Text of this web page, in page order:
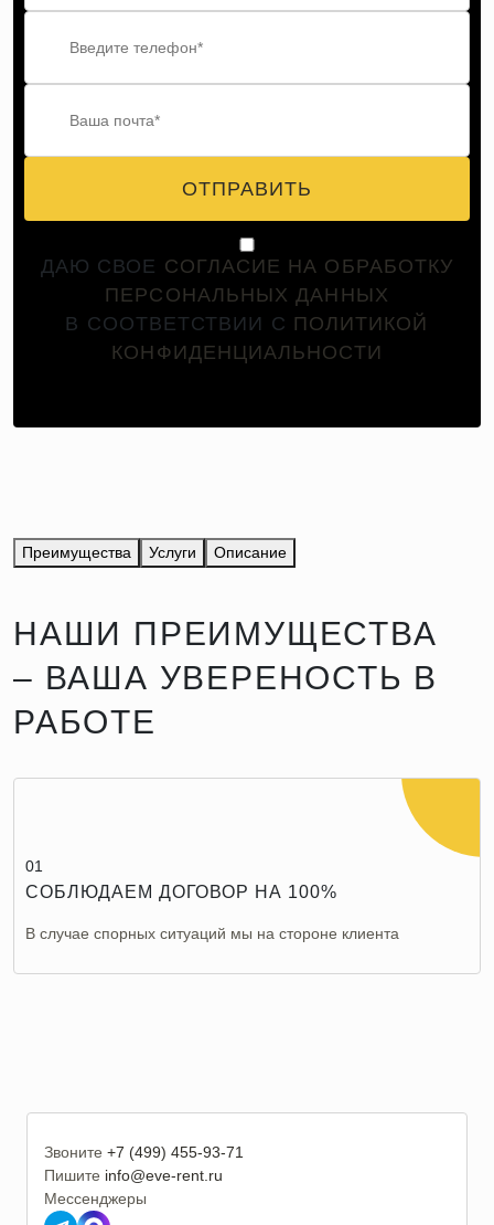
ОТПРАВИТЬ
ДАЮ СВОЕ СОГЛАСИЕ НА ОБРАБОТКУ
ПЕРСОНАЛЬНЫХ ДАННЫХ
В СООТВЕТСТВИИ С ПОЛИТИКОЙ
КОНФИДЕНЦИАЛЬНОСТИ
Преимущества Услуги Описание
НАШИ ПРЕИМУЩЕСТВА
– ВАША УВЕРЕНОСТЬ В
РАБОТЕ
01
СОБЛЮДАЕМ ДОГОВОР НА 100%
В случае спорных ситуаций мы на стороне клиента
Звоните +7 (499) 455-93-71
Пишите info@eve-rent.ru
Мессенджеры